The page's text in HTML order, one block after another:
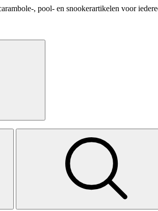
, pool- en snookerartikelen voor